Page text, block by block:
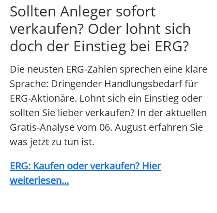
Sollten Anleger sofort
verkaufen? Oder lohnt sich
doch der Einstieg bei ERG?
Die neusten ERG-Zahlen sprechen eine klare
Sprache: Dringender Handlungsbedarf für
ERG-Aktionäre. Lohnt sich ein Einstieg oder
sollten Sie lieber verkaufen? In der aktuellen
Gratis-Analyse vom 06. August erfahren Sie
was jetzt zu tun ist.
ERG: Kaufen oder verkaufen? Hier
weiterlesen...